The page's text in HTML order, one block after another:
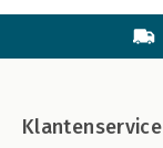
Klantenservice